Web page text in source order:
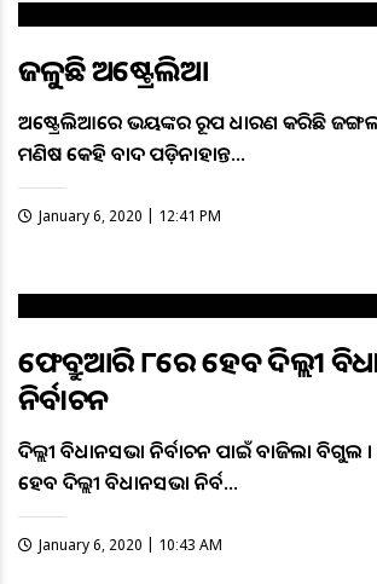
ଜଳୁଛି ଅଷ୍ଟ୍ରେଲିଆ
ଅଷ୍ଟ୍ରେଲିଆରେ ଭୟଙ୍କର ରୂପ ଧାରଣ କରିଛି
ମଣିଷ କେହି ବାଦ ପଡ଼ିନାହାନ୍ତ…
January 6, 2020 | 12:41 PM
ଫେବ୍ରୁଆରି ୮ରେ ହେବ ଦିଲ୍ଲୀ
ନିର୍ବାଚନ
ଦିଲ୍ଲୀ ବିଧାନସଭା ନିର୍ବାଚନ ପାଇଁ ବାଜିଲା ବିଗୁଲ
ହେବ ଦିଲ୍ଲୀ ବିଧାନସଭା ନିର୍ବ…
January 6, 2020 | 10:43 AM